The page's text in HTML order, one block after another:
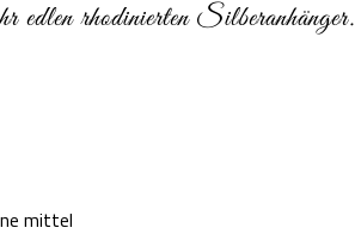
rhodinierten Silberanhänger.
mittel